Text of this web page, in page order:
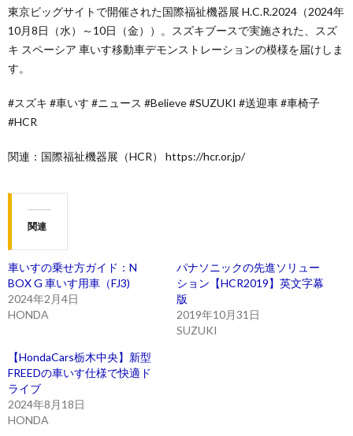
東京ビッグサイトで開催された国際福祉機器展 H.C.R.2024（2024年
10月8日（水）～10日（金））。スズキブースで実施された、スズ
キ スペーシア 車いす移動車デモンストレーションの模様を届けしま
す。
#スズキ #車いす #ニュース #Believe #SUZUKI #送迎車 #車椅子
#HCR
関連：国際福祉機器展（HCR） https://hcr.or.jp/
関連
車いすの乗せ方ガイド：N
BOX G 車いす用車（FJ3)
2024年2月4日
HONDA
パナソニックの先進ソリュー
ション【HCR2019】英文字幕
版
2019年10月31日
SUZUKI
【HondaCars栃木中央】新型
FREEDの車いす仕様で快適ド
ライブ
2024年8月18日
HONDA